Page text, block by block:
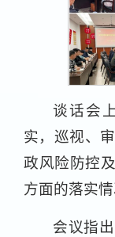
谈话会
实，巡视、
政风险防控
方面的落实
会议指